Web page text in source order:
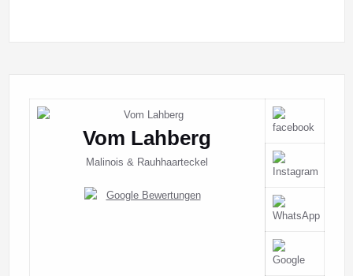
Vom Lahberg
Malinois & Rauhhaarteckel